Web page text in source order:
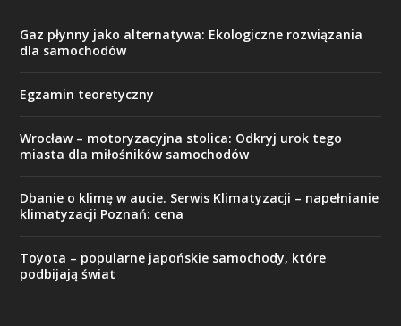
Gaz płynny jako alternatywa: Ekologiczne rozwiązania
dla samochodów
Egzamin teoretyczny
Wrocław – motoryzacyjna stolica: Odkryj urok tego
miasta dla miłośników samochodów
Dbanie o klimę w aucie. Serwis Klimatyzacji – napełnianie
klimatyzacji Poznań: cena
Toyota – popularne japońskie samochody, które
podbijają świat